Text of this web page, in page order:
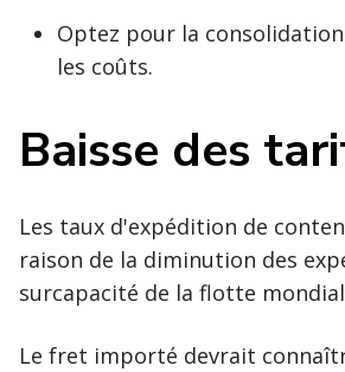
Optez pour la
les coûts.
Baisse des
Les taux d'expédition de
raison de la diminution des
surcapacité de la flotte
Le fret importé devrait